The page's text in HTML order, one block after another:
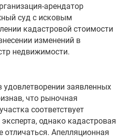
арендатор
суд с исковым
кадастровой стоимости
изменений в
недвижимости.
удовлетворении заявленных
что рыночная
соответствует
однако кадастровая
отличаться. Апелляционная